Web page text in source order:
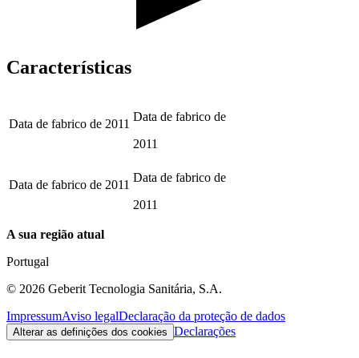
Características
Data de fabrico de 2011
Data de fabrico de
2011
Data de fabrico de 2011
Data de fabrico de
2011
A sua região atual
Portugal
© 2026 Geberit Tecnologia Sanitária, S.A.
ImpressumAviso legalDeclaração da proteção de dados
Alterar as definições dos cookies Declarações